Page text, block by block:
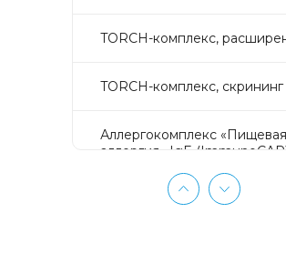
TORCH-комплекс,
TORCH-комплекс, скрининг
Аллергокомплекс «Пищевая
аллергия» IgE
Треска f3, Пшеница f4,
f13, Соя f14, Фундук f17,